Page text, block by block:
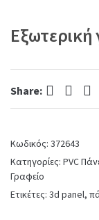
Εξωτερική
Share: Facebook Twitter Pinterest
Κωδικός: 372643
Κατηγορίες: PVC
Γραφείο
Ετικέτες: 3d panel,